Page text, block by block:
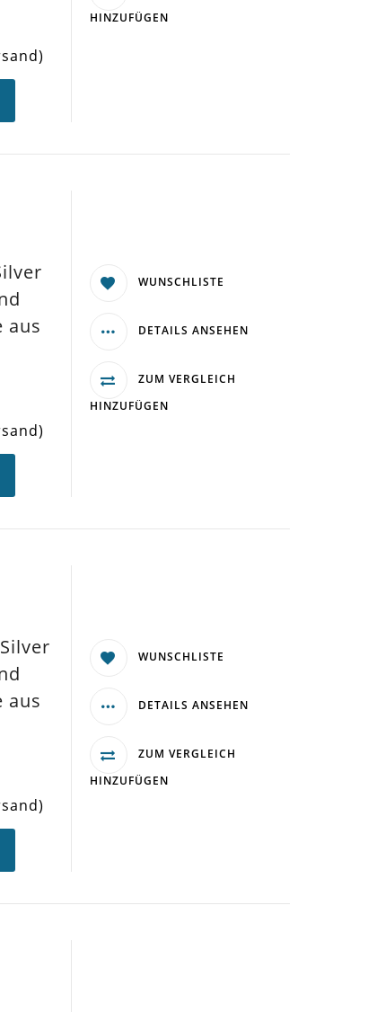
HINZUFÜGEN
aus
WUNSCHLISTE
DETAILS ANSEHEN
ZUM VERGLEICH
HINZUFÜGEN
aus
WUNSCHLISTE
DETAILS ANSEHEN
ZUM VERGLEICH
HINZUFÜGEN